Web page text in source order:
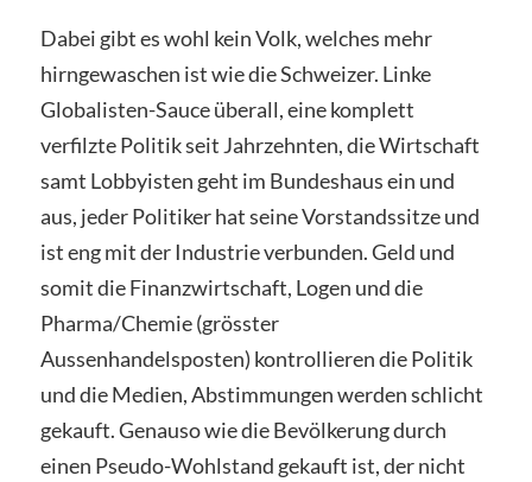
Dabei gibt es wohl kein Volk, welches mehr
hirngewaschen ist wie die Schweizer. Linke
Globalisten-Sauce überall, eine komplett
verfilzte Politik seit Jahrzehnten, die Wirtschaft
samt Lobbyisten geht im Bundeshaus ein und
aus, jeder Politiker hat seine Vorstandssitze und
ist eng mit der Industrie verbunden. Geld und
somit die Finanzwirtschaft, Logen und die
Pharma/Chemie (grösster
Aussenhandelsposten) kontrollieren die Politik
und die Medien, Abstimmungen werden schlicht
gekauft. Genauso wie die Bevölkerung durch
einen Pseudo-Wohlstand gekauft ist, der nicht